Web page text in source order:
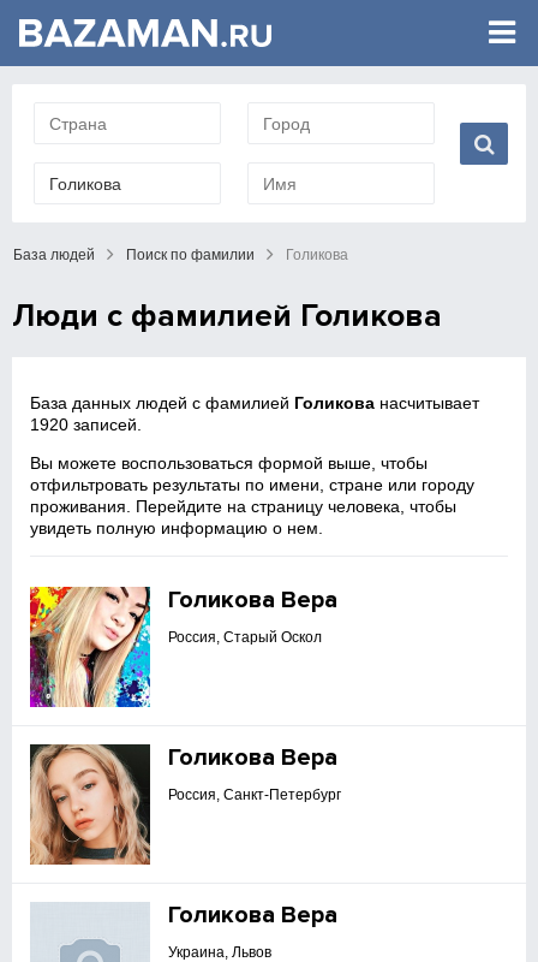
База людей Поиск по фамилии Голикова
Люди с фамилией Голикова
База данных людей с фамилией Голикова насчитывает
1920 записей.
Вы можете воспользоваться формой выше, чтобы
отфильтровать результаты по имени, стране или городу
проживания. Перейдите на страницу человека, чтобы
увидеть полную информацию о нем.
Голикова Вера
Россия, Старый Оскол
Голикова Вера
Россия, Санкт-Петербург
Голикова Вера
Украина, Львов